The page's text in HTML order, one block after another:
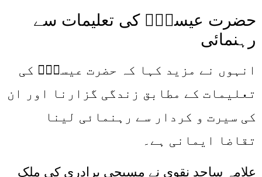
حضرت عیسیٰؑ کی تعلیمات سے
رہنمائی
انہوں نے مزید کہا کہ حضرت عیسیٰؑ کی
تعلیمات کے مطابق زندگی گزارنا اور ان
کی سیرت و کردار سے رہنمائی لینا
تقاضا ایمانی ہے۔
علامہ ساجد نقوی نے مسیحی برادری کی ملک